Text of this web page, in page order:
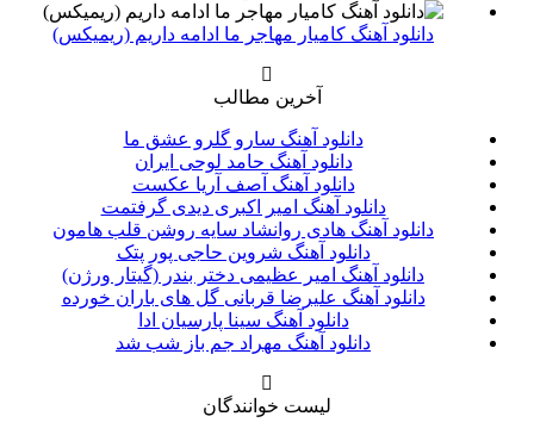
دانلود آهنگ کامیار مهاجر ما ادامه داریم (ریمیکس)
آخرین مطالب
دانلود آهنگ سارو گلرو عشق ما
دانلود آهنگ حامد لوحی ایران
دانلود آهنگ آصف آریا عکست
دانلود آهنگ امیر اکبری دیدی گرفتمت
دانلود آهنگ هادی روانشاد سایه روشن قلب هامون
دانلود آهنگ شروین حاجی پور پتک
دانلود آهنگ امیر عظیمی دختر بندر (گیتار ورژن)
دانلود آهنگ علیرضا قربانی گل های باران خورده
دانلود آهنگ سینا پارسیان ادا
دانلود آهنگ مهراد جم باز شب شد
لیست خوانندگان